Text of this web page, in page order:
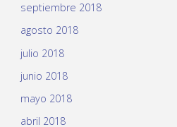
septiembre 2018
agosto 2018
julio 2018
junio 2018
mayo 2018
abril 2018